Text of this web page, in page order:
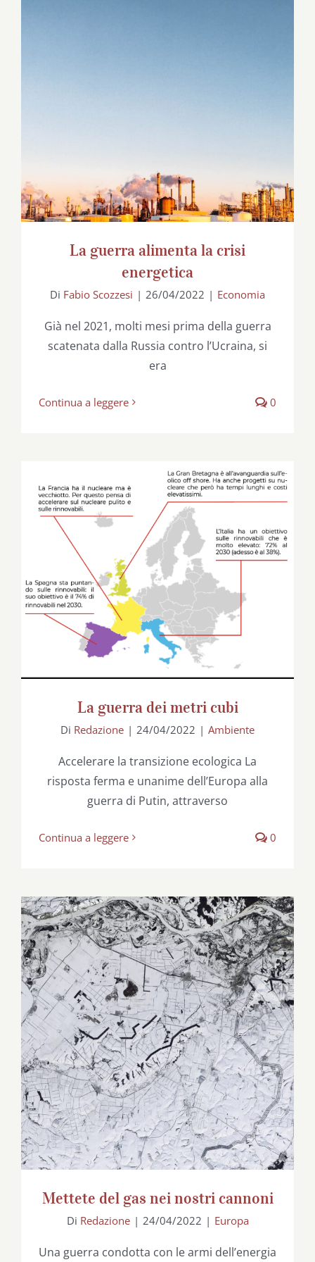
La guerra alimenta la crisi
energetica
Di Fabio Scozzesi | 26/04/2022 | Economia
Già nel 2021, molti mesi prima della guerra
scatenata dalla Russia contro l’Ucraina, si
era
Continua a leggere 0
La guerra dei metri cubi
La guerra dei metri cubi
Di Redazione | 24/04/2022 | Ambiente
Accelerare la transizione ecologica La
risposta ferma e unanime dell’Europa alla
guerra di Putin, attraverso
Continua a leggere 0
Mettete del gas nei nostri cannoni
Mettete del gas nei nostri cannoni
Di Redazione | 24/04/2022 | Europa
Una guerra condotta con le armi dell’energia